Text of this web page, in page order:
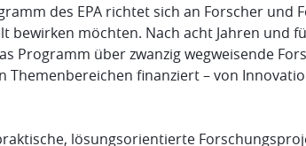
des EPA richtet sich an Forscher und
bewirken möchten. Nach acht Jahren und
Programm über zwanzig wegweisende
Themenbereichen finanziert – von
lösungsorientierte